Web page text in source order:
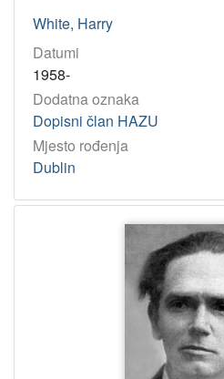
White, Harry
Datumi
1958-
Dodatna oznaka
Dopisni član HAZU
Mjesto rođenja
Dublin